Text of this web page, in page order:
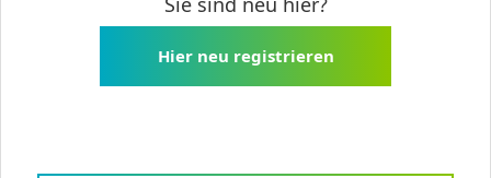
Hier neu registrieren